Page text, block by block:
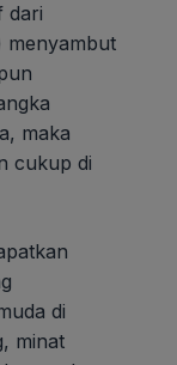
dari
menyambut
maka
cukup di
di
minat